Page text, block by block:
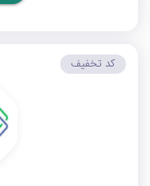
کد تخفیف